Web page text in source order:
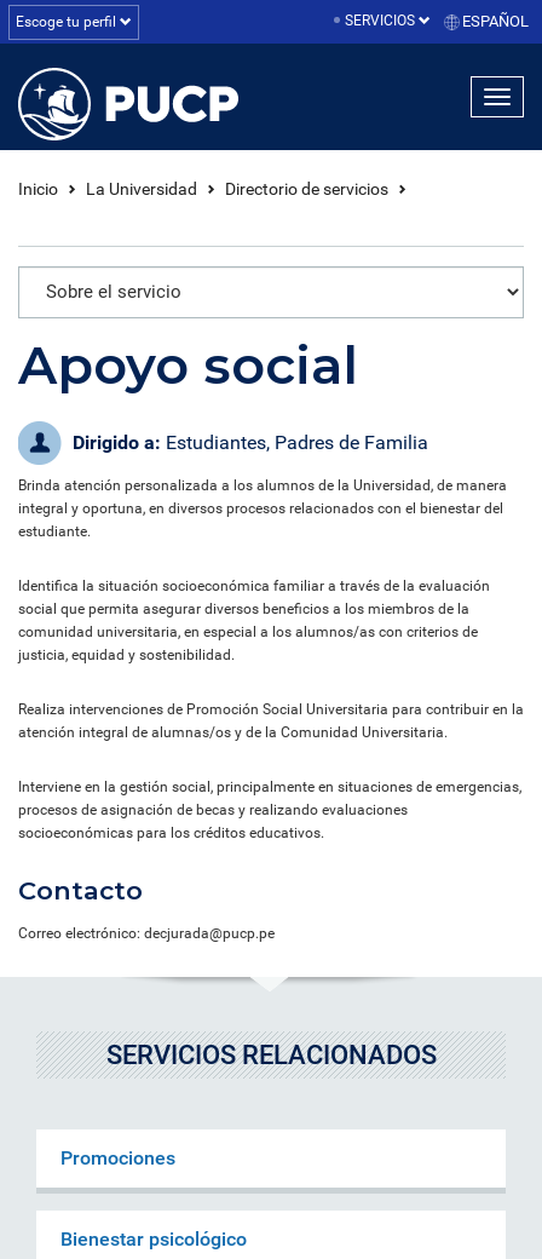
Escoge tu perfil SERVICIOS ESPAÑOL
Inicio La Universidad Directorio de servicios
Apoyo social
Dirigido a: Estudiantes, Padres de Familia
Brinda atención personalizada a los alumnos de la Universidad, de manera
integral y oportuna, en diversos procesos relacionados con el bienestar del
estudiante.
Identifica la situación socioeconómica familiar a través de la evaluación
social que permita asegurar diversos beneficios a los miembros de la
comunidad universitaria, en especial a los alumnos/as con criterios de
justicia, equidad y sostenibilidad.
Realiza intervenciones de Promoción Social Universitaria para contribuir en la
atención integral de alumnas/os y de la Comunidad Universitaria.
Interviene en la gestión social, principalmente en situaciones de emergencias,
procesos de asignación de becas y realizando evaluaciones
socioeconómicas para los créditos educativos.
Contacto
Correo electrónico: decjurada@pucp.pe
SERVICIOS RELACIONADOS
Promociones
Bienestar psicológico